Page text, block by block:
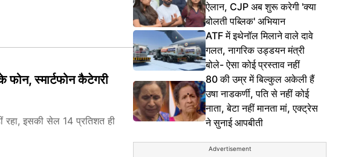
स्‍मार्टफोन कैटेगरी
रहा, इसकी सेल 14 प्रतिशत ही
ऐलान, CJP अब शुरू करेगी 'क्या
बोलती पब्लिक' अभियान
ATF में इथेनॉल मिलाने वाले दावे
गलत, नागरिक उड्डयन मंत्री
बोले- ऐसा कोई प्रस्ताव नहीं
80 की उम्र में बिल्कुल अकेली हैं
उषा नाडकर्णी, पति से नहीं कोई
नाता, बेटा नहीं मानता मां, एक्ट्रेस
ने सुनाई आपबीती
Advertisement